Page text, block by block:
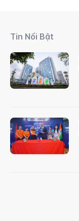
Tin Nổi Bật